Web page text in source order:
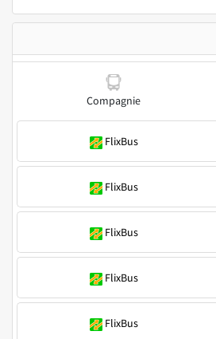
Compagnie
FlixBus
FlixBus
FlixBus
FlixBus
FlixBus